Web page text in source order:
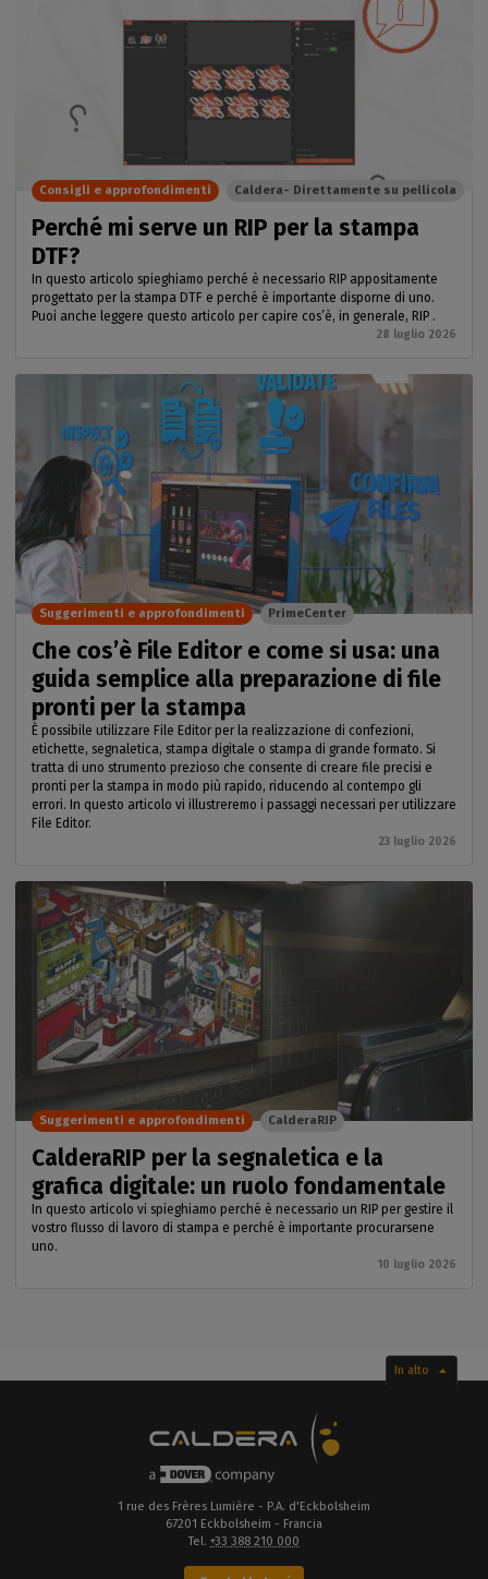
Perché mi serve un RIP per la stampa
DTF?
In questo articolo spieghiamo perché è necessario RIP appositamente
progettato per la stampa DTF e perché è importante disporne di uno.
Puoi anche leggere questo articolo per capire cos’è, in generale, RIP .
28 luglio 2026
Consigli e approfondimenti Caldera- Direttamente su pellicola
Che cos’è File Editor e come si usa: una
guida semplice alla preparazione di file
pronti per la stampa
È possibile utilizzare File Editor per la realizzazione di confezioni,
etichette, segnaletica, stampa digitale o stampa di grande formato. Si
tratta di uno strumento prezioso che consente di creare file precisi e
pronti per la stampa in modo più rapido, riducendo al contempo gli
errori. In questo articolo vi illustreremo i passaggi necessari per utilizzare
File Editor.
23 luglio 2026
Suggerimenti e approfondimenti PrimeCenter
CalderaRIP per la segnaletica e la
grafica digitale: un ruolo fondamentale
In questo articolo vi spieghiamo perché è necessario un RIP per gestire il
vostro flusso di lavoro di stampa e perché è importante procurarsene
uno.
10 luglio 2026
Suggerimenti e approfondimenti CalderaRIP
In alto
1 rue des Frères Lumière - P.A. d'Eckbolsheim
67201 Eckbolsheim - Francia
Tel. +33 388 210 000